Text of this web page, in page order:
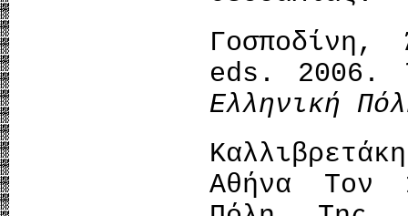
Γοσποδίνη,
eds. 2006.
Ελληνική
Αθήνα Τον